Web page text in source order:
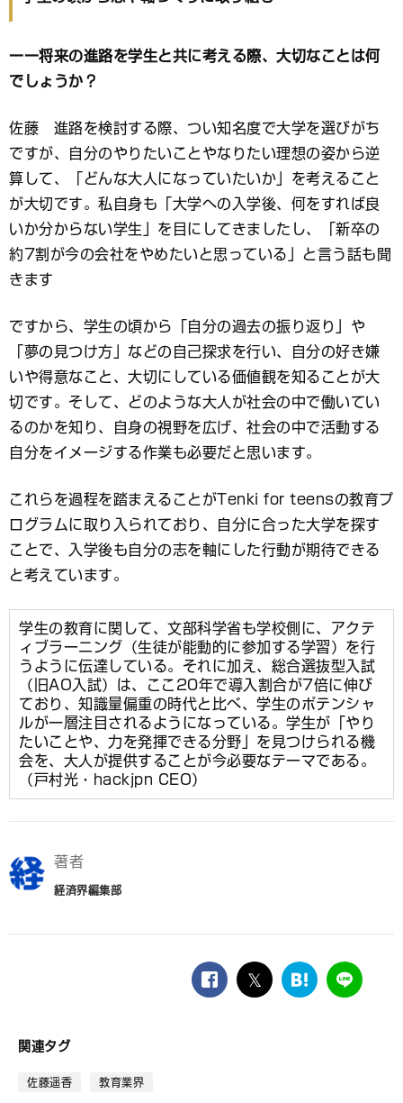
ーー将来の進路を学生と共に考える際、大切なことは何
でしょうか？
佐藤 進路を検討する際、つい知名度で大学を選びがち
ですが、自分のやりたいことやなりたい理想の姿から逆
算して、「どんな大人になっていたいか」を考えること
が大切です。私自身も「大学への入学後、何をすれば良
いか分からない学生」を目にしてきましたし、「新卒の
約7割が今の会社をやめたいと思っている」と言う話も聞
きます
ですから、学生の頃から「自分の過去の振り返り」や
「夢の見つけ方」などの自己探求を行い、自分の好き嫌
いや得意なこと、大切にしている価値観を知ることが大
切です。そして、どのような大人が社会の中で働いてい
るのかを知り、自身の視野を広げ、社会の中で活動する
自分をイメージする作業も必要だと思います。
これらを過程を踏まえることがTenki for teensの教育プ
ログラムに取り入られており、自分に合った大学を探す
ことで、入学後も自分の志を軸にした行動が期待できる
と考えています。
学生の教育に関して、文部科学省も学校側に、アクテ
ィブラーニング（生徒が能動的に参加する学習）を行
うように伝達している。それに加え、総合選抜型入試
（旧AO入試）は、ここ20年で導入割合が7倍に伸び
ており、知識量偏重の時代と比べ、学生のポテンシャ
ルが一層注目されるようになっている。学生が「やり
たいことや、力を発揮できる分野」を見つけられる機
会を、大人が提供することが今必要なテーマである。
（戸村光・hackjpn CEO）
著者
経済界編集部
facebook
twitter
は
LINE
関連タグ
佐藤遥香 教育業界